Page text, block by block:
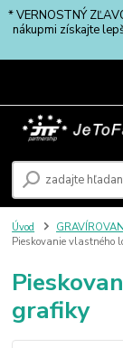
* VERNOSTNÝ
nákupmi získajte
Úvod
Pieskovanie vlastného
grafiky